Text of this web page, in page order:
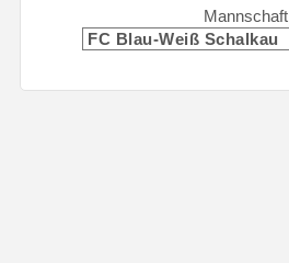
Mannschaft